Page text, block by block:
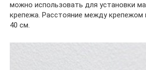
можно использовать для установки
крепежа. Расстояние между крепежом
40 см.